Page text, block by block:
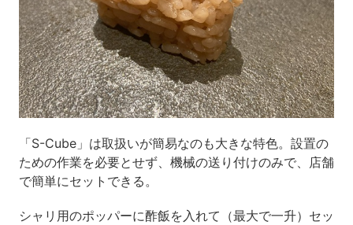
「S-Cube」は取扱いが簡易なのも大きな特色。設置の
ための作業を必要とせず、機械の送り付けのみで、店舗
で簡単にセットできる。
シャリ用のポッパーに酢飯を入れて（最大で一升）セッ